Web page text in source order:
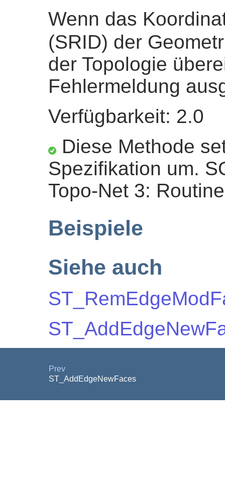
Wenn das
(SRID) der
der Topologie
Fehlermeldung
Verfügbarkeit: 2.0
Diese Methode
Spezifikation um.
Topo-Net 3:
Beispiele
Siehe auch
Prev
ST_AddEdgeNewFaces